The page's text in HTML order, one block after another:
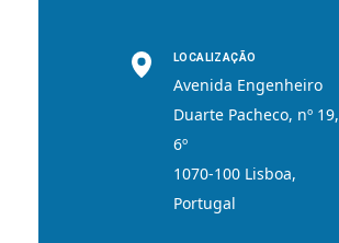
LOCALIZAÇÃO
Avenida Engenheiro
Duarte Pacheco, nº 19,
6º
1070-100 Lisboa,
Portugal